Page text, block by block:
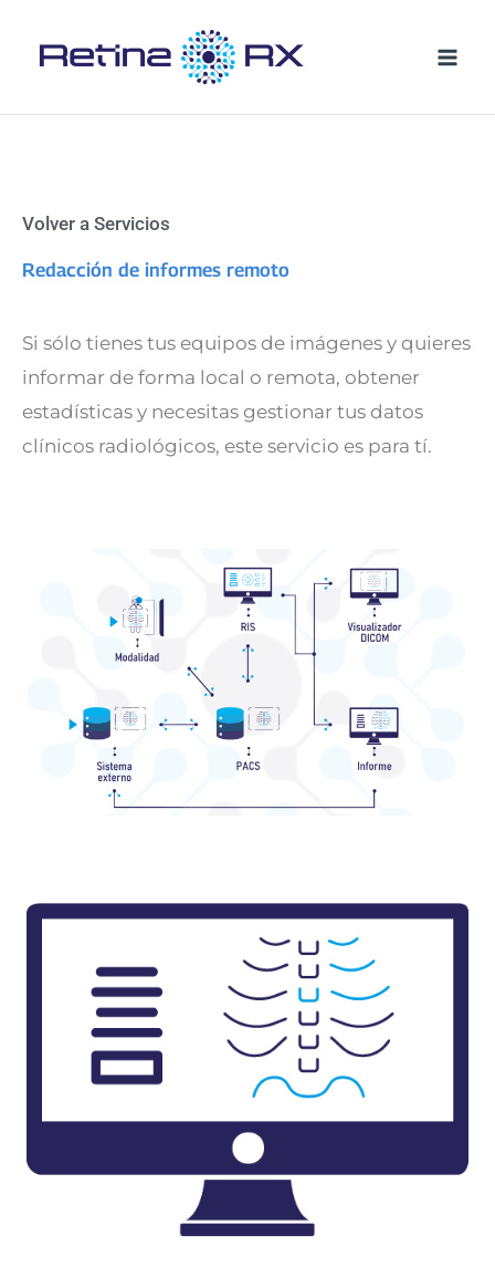
RIS PACS cloud – Redacción informes remoto
Volver a Servicios
Redacción de informes remoto
Si sólo tienes tus equipos de imágenes y quieres
informar de forma local o remota, obtener
estadísticas y necesitas gestionar tus datos
clínicos radiológicos, este servicio es para tí.